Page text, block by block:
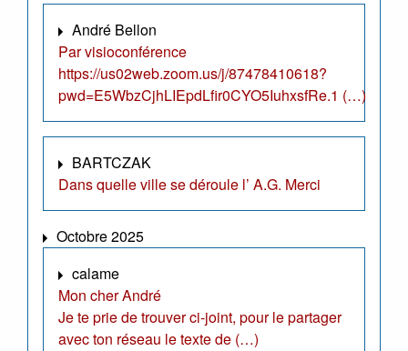
André Bellon
Par visioconférence
https://us02web.zoom.us/j/87478410618?
pwd=E5WbzCjhLIEpdLfir0CYO5IuhxsfRe.1 (…)
BARTCZAK
Dans quelle ville se déroule l’ A.G. Merci
Octobre 2025
calame
Mon cher André
Je te prie de trouver ci-joint, pour le partager
avec ton réseau le texte de (…)